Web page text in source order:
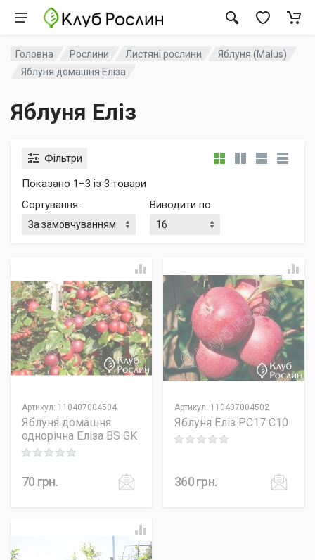
Головна Рослини Листяні рослини
Яблуня (Malus)
Яблуня домашня Еліза
Яблуня Еліз
Фільтри
Показано 1–3 із 3 товари
Сортування: Виводити по:
Артикул: 110407004504
Яблуня домашня
однорічна Еліза BS GK
Rating: 0 out of 5
70 грн.
Артикул: 110407004502
Яблуня Еліз PC17 C10
Rating: 0 out of 5
360грн.